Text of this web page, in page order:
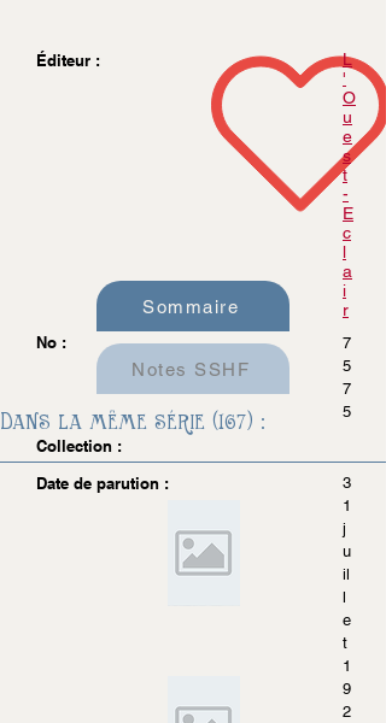
Éditeur :
L
'
O
u
e
s
t
-
E
c
l
a
i
r
No :
7
5
7
5
Collection :
Date de parution :
3
1
j
u
il
l
e
t
1
9
2
Sommaire
Notes SSHF
Dans la même série (167) :